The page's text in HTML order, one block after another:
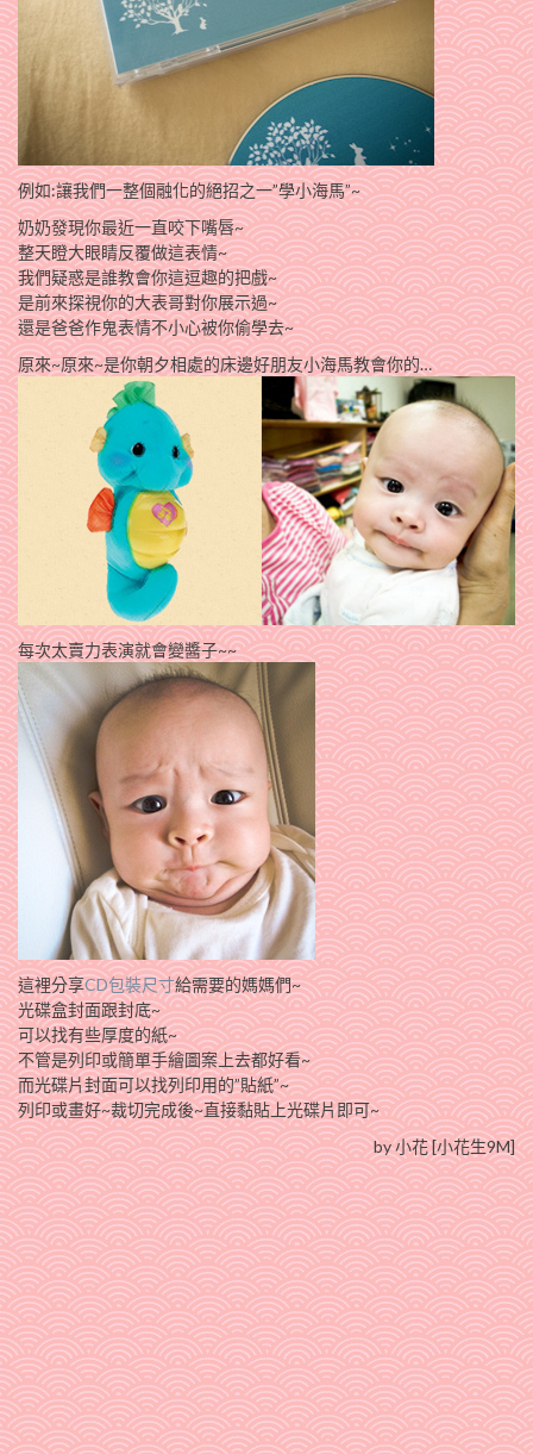
例如:讓我們一整個融化的絕招之一”學小海馬”~
奶奶發現你最近一直咬下嘴唇~
整天瞪大眼睛反覆做這表情~
我們疑惑是誰教會你這逗趣的把戲~
是前來探視你的大表哥對你展示過~
還是爸爸作鬼表情不小心被你偷學去~
原來~原來~是你朝夕相處的床邊好朋友小海馬教會你的…
每次太賣力表演就會變醬子~~
這裡分享CD包裝尺寸給需要的媽媽們~
光碟盒封面跟封底~
可以找有些厚度的紙~
不管是列印或簡單手繪圖案上去都好看~
而光碟片封面可以找列印用的”貼紙”~
列印或畫好~裁切完成後~直接黏貼上光碟片即可~
by 小花 [小花生9M]